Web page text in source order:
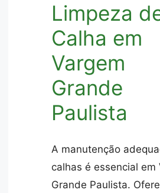
Limpeza
Calha em
Vargem
Grande
Paulista
A manutenção
calhas é essencial em
Grande Paulista.